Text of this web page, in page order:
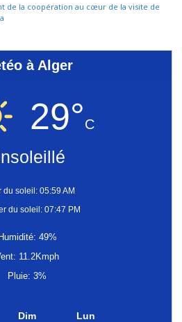
de la coopération au cœur de la visite de
à Alger
29°C
du soleil: 05:59 AM
du soleil: 07:47 PM
49%
11.2Kmph
Pluie: 3%
Dim Lun